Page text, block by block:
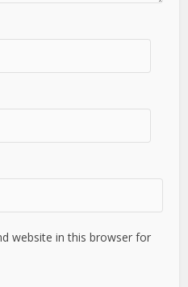
website in this browser for